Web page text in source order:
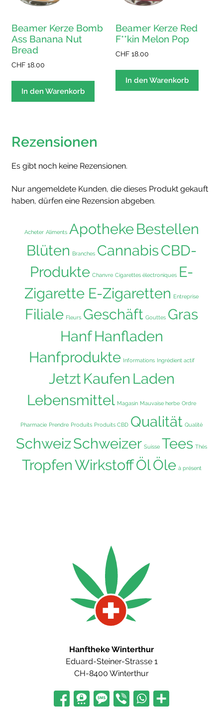
Beamer Kerze Bomb
Ass Banana Nut
Bread
CHF 18.00
In den Warenkorb
Beamer Kerze Red
F**kin Melon Pop
CHF 18.00
In den Warenkorb
Rezensionen
Es gibt noch keine Rezensionen.
Nur angemeldete Kunden, die dieses Produkt gekauft
haben, dürfen eine Rezension abgeben.
Acheter Aliments ApothekeBestellen
Blüten Branches CannabisCBD-
Produkte Chanvre Cigarettes électroniques E-
Zigarette E-Zigaretten Entreprise
Filiale Fleurs Geschäft Gouttes Gras
HanfHanfladen
Hanfprodukte Informations Ingrédient actif
JetztKaufen Laden
Lebensmittel Magasin Mauvaise herbe Ordre
Pharmacie Prendre Produits Produits CBD Qualität Qualité
SchweizSchweizer Suisse Tees Thés
TropfenWirkstoffÖlÖle à présent
Hanftheke Winterthur
Eduard-Steiner-Strasse 1
CH-8400 Winterthur